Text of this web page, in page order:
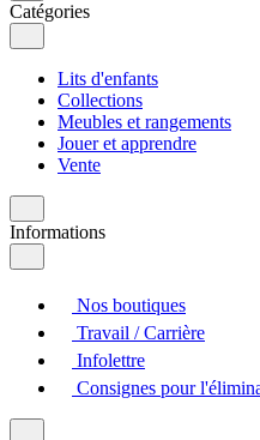
Catégories
Lits d'enfants
Collections
Meubles et rangements
Jouer et apprendre
Vente
Informations
Nos boutiques
Travail / Carrière
Infolettre
Consignes pour